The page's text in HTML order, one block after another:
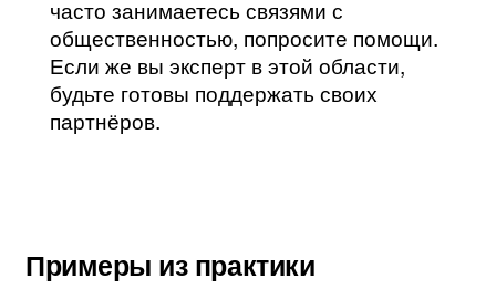
часто занимаетесь связями с
общественностью, попросите помощи.
Если же вы эксперт в этой области,
будьте готовы поддержать своих
партнёров.
Примеры из практики